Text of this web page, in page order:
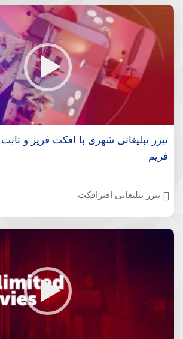
تیزر تبلیغاتی شهری با افکت فریز و
فریم
تیزر تبلیغاتی افترافکت